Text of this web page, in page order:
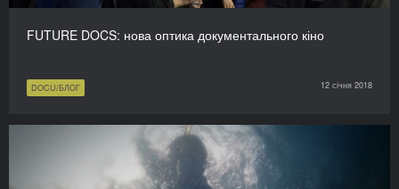
FUTURE DOCS: нова оптика документального кіно
DOCU/БЛОГ 12 січня 2018